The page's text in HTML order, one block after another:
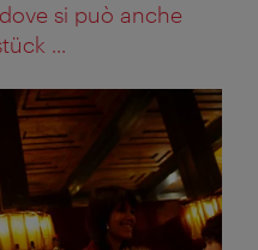
si può anche
...